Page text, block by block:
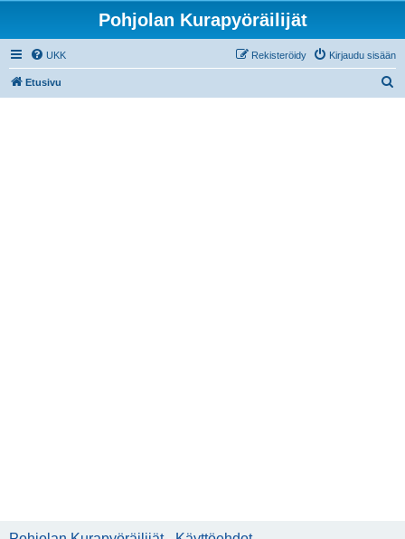
Pohjolan Kurapyöräilijät
UKK Kirjaudu sisään
Rekisteröidy
Etusivu